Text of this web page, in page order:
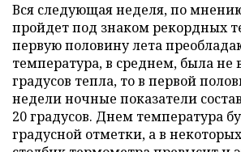
Вся следующая неделя, по
пройдет под знаком рекордных
первую половину лета
температура, в среднем, была не
градусов тепла, то в первой
недели ночные показатели
20 градусов. Днем температура
градусной отметки, а в